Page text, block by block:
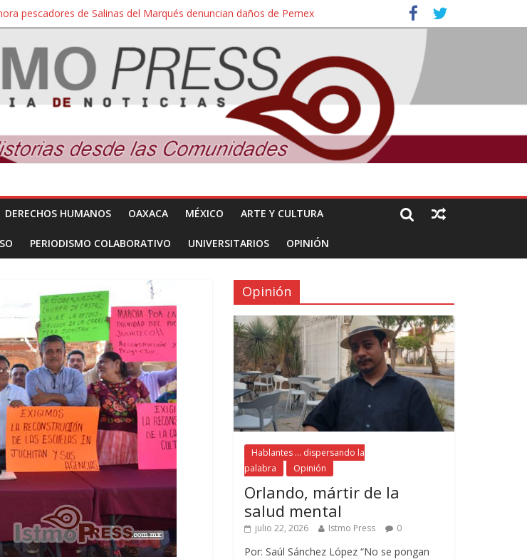
pescadores de Salinas del Marqués denuncian daños de Pemex
Oaxaca vuelve a las aulas tras amparo
y exigen detener a los autores materiales e intelectuales de su asesinato
para construir un parque eólico
pétreo de gravera Oyamel
DERECHOS HUMANOS OAXACA MÉXICO ARTE Y CULTURA
PERIODISMO COLABORATIVO UNIVERSITARIOS OPINIÓN
Opinión
Hablantes ... dispersando la
palabra
Opinión
Orlando, mártir de la
salud mental
julio 22, 2026 Istmo Press 0
Por: Saúl Sánchez López “No se pongan